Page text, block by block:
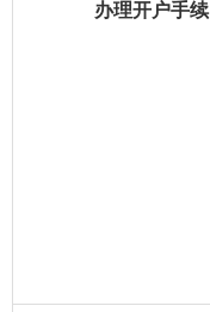
办理开户手续